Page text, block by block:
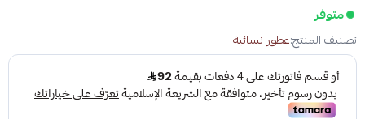
متوفر
تصنيف المنتج:عطور نسائية